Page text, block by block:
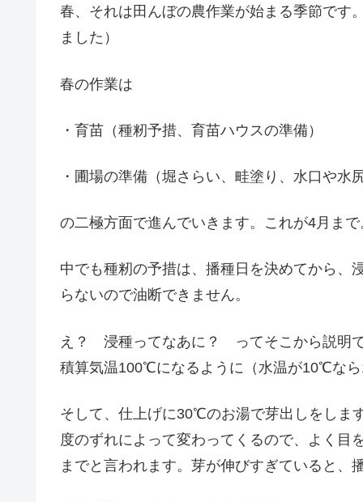
春、それは田んぼの農作業が始まる季節です
ました）
春の作業は
・育苗（種籾予措、育苗ハウスの準備）
・圃場の準備（堀さらい、畦塗り、水口や水
の二極方面で進んでいきます。これが4月まで
中でも種籾の予措は、播種日を決めてから、
らないので油断できません。
え？ 浸種ってなあに？ ってそこから説明
積算気温100℃になるように（水温が10℃な
そして、仕上げに30℃のお湯で芽出しをしま
度のずれによって変わってくるので、よく目
までと言われます。芽が伸びすぎていると、